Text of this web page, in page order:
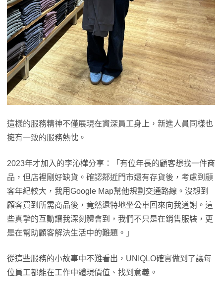
這樣的服務精神不僅展現在資深員工身上，新進人員同樣也
擁有一致的服務熱忱。
2023年才加入的李沁樺分享：「有位年長的顧客想找一件商
品，但店裡剛好缺貨。確認鄰近門市還有存貨後，考慮到顧
客年紀較大，我用Google Map幫他規劃交通路線。沒想到
顧客買到所需商品後，竟然還特地坐公車回來向我道謝。這
些真摯的互動讓我深刻體會到，我們不只是在銷售服裝，更
是在幫助顧客解決生活中的難題。」
從這些服務的小故事中不難看出，UNIQLO確實做到了讓每
位員工都能在工作中體現價值、找到意義。